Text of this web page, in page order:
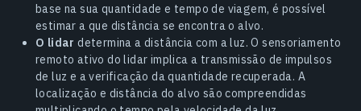
base na sua quantidade e tempo de viagem, é possível
estimar a que distância se encontra o alvo.
O lidar determina a distância com a luz. O sensoriamento
remoto ativo do lidar implica a transmissão de impulsos
de luz e a verificação da quantidade recuperada. A
localização e distância do alvo são compreendidas